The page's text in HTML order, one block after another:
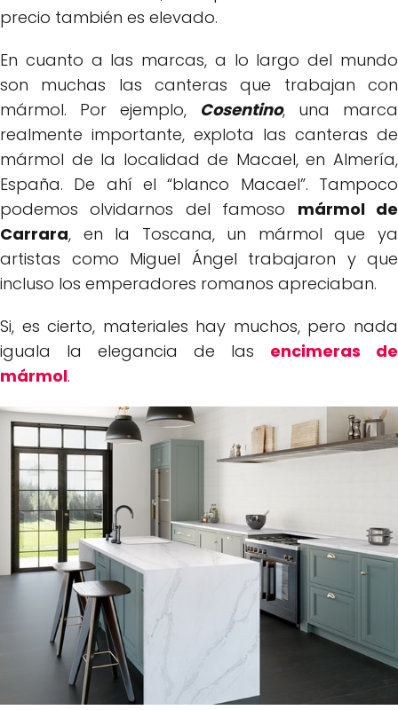
precio también es elevado.
En cuanto a las marcas, a lo largo del mundo
son muchas las canteras que trabajan con
mármol. Por ejemplo, Cosentino, una marca
realmente importante, explota las canteras de
mármol de la localidad de Macael, en Almería,
España. De ahí el “blanco Macael”. Tampoco
podemos olvidarnos del famoso mármol de
Carrara, en la Toscana, un mármol que ya
artistas como Miguel Ángel trabajaron y que
incluso los emperadores romanos apreciaban.
Si, es cierto, materiales hay muchos, pero nada
iguala la elegancia de las encimeras de
mármol.